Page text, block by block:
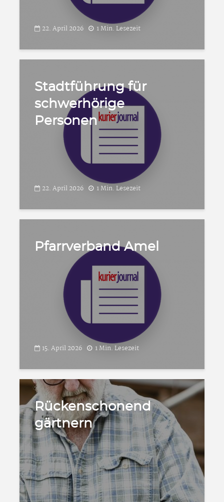
22. April 2026 1 Min. Lesezeit
Stadtführung für
schwerhörige
Personen
22. April 2026 1 Min. Lesezeit
Pfarrverband Amel
15. April 2026 1 Min. Lesezeit
Rückenschonend
gärtnern